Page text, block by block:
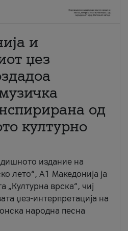
и
џез
од
културно
издание на
лето“, А1 Македонија ја
„Културна врска“, чиј
џез-интерпретација на
народна песна